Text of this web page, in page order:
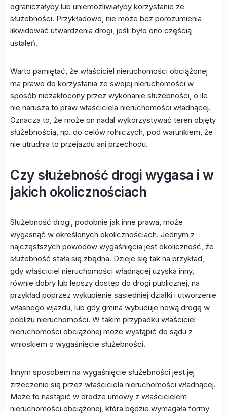
ograniczałyby lub uniemożliwiałyby korzystanie ze
służebności. Przykładowo, nie może bez porozumienia
likwidować utwardzenia drogi, jeśli było ono częścią
ustaleń.
Warto pamiętać, że właściciel nieruchomości obciążonej
ma prawo do korzystania ze swojej nieruchomości w
sposób niezakłócony przez wykonanie służebności, o ile
nie narusza to praw właściciela nieruchomości władnącej.
Oznacza to, że może on nadal wykorzystywać teren objęty
służebnością, np. do celów rolniczych, pod warunkiem, że
nie utrudnia to przejazdu ani przechodu.
Czy służebność drogi wygasa i w
jakich okolicznościach
Służebność drogi, podobnie jak inne prawa, może
wygasnąć w określonych okolicznościach. Jednym z
najczęstszych powodów wygaśnięcia jest okoliczność, że
służebność stała się zbędna. Dzieje się tak na przykład,
gdy właściciel nieruchomości władnącej uzyska inny,
równie dobry lub lepszy dostęp do drogi publicznej, na
przykład poprzez wykupienie sąsiedniej działki i utworzenie
własnego wjazdu, lub gdy gmina wybuduje nową drogę w
pobliżu nieruchomości. W takim przypadku właściciel
nieruchomości obciążonej może wystąpić do sądu z
wnioskiem o wygaśnięcie służebności.
Innym sposobem na wygaśnięcie służebności jest jej
zrzeczenie się przez właściciela nieruchomości władnącej.
Może to nastąpić w drodze umowy z właścicielem
nieruchomości obciążonej, która będzie wymagała formy